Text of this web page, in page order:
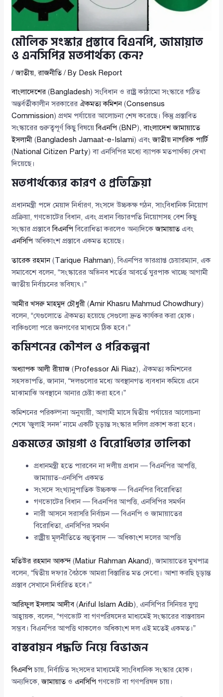
মৌলিক সংস্কার প্রস্তাবে বিএনপি, জামায়াত
ও এনসিপির মতপার্থক্য কেন?
/জাতীয়,রাজনীতি/ By Desk Report
বাংলাদেশের (Bangladesh) সংবিধান ও রাষ্ট্র কাঠামো সংস্কারে গঠিত
অন্তর্বর্তীকালীন সরকারের ঐকমত্য কমিশন(Consensus
Commission) প্রথম পর্যায়ের আলোচনা শেষ করেছে। কিন্তু প্রস্তাবিত
সংস্কারের গুরুত্বপূর্ণ কিছু বিষয়েবিএনপি (BNP),বাংলাদেশ জামায়াতে
ইসলামী (Bangladesh Jamaat-e-Islami) এবংজাতীয় নাগরিক পার্টি
(National Citizen Party) বা এনসিপির মধ্যে ব্যাপক মতপার্থক্য দেখা
দিয়েছে।
মতপার্থক্যের কারণ ও প্রতিক্রিয়া
প্রধানমন্ত্রী পদে মেয়াদ নির্ধারণ, সংসদে উচ্চকক্ষ গঠন, সাংবিধানিক নিয়োগ
প্রক্রিয়া, গণভোটের বিধান, এবং প্রধান বিচারপতি নিয়োগসহ বেশ কিছু
সংস্কার প্রস্তাবেবিএনপিবিরোধিতা করলেও অন্যদিকেজামায়াতএবং
এনসিপিঅধিকাংশ প্রস্তাবে একমত হয়েছে।
তারেক রহমান(Tarique Rahman), বিএনপির ভারপ্রাপ্ত চেয়ারম্যান, এক
সমাবেশে বলেন, “সংস্কারের অভিনব শর্তের আবর্তে ঘুরপাক খাচ্ছে আগামী
জাতীয় নির্বাচনের ভবিষ্যৎ।”
আমীর খসরু মাহমুদ চৌধুরী (Amir Khasru Mahmud Chowdhury)
বলেন, “যেগুলোতে ঐকমত্য হয়েছে সেগুলো দ্রুত কার্যকর করা হোক।
বাকিগুলো পরে জনগণের মাধ্যমে ঠিক হবে।”
কমিশনের কৌশল ও পরিকল্পনা
অধ্যাপক আলী রীয়াজ ( Professor Ali Riaz), ঐকমত্য কমিশনের
সহসভাপতি, জানান, “দলগুলোর মধ্যে অবস্থানগত ব্যবধান কমিয়ে এনে
মাঝামাঝি অবস্থানে আনার চেষ্টা করা হবে।”
কমিশনের পরিকল্পনা অনুযায়ী, আগামী মাসে দ্বিতীয় পর্যায়ের আলোচনা
শেষে ‘জুলাই সনদ’ নামে একটি চূড়ান্ত সংস্কার দলিল প্রকাশ করা হবে।
একমতের জায়গা ও বিরোধিতার তালিকা
প্রধানমন্ত্রী হতে পারবেন না দলীয় প্রধান — বিএনপির আপত্তি,
জামায়াত-এনসিপি একমত
সংসদে সংখ্যানুপাতিক উচ্চকক্ষ — বিএনপির বিরোধিতা
গণভোটের বিধান — বিএনপির আপত্তি, এনসিপির সমর্থন
নারী আসনে সরাসরি নির্বাচন — বিএনপি ও জামায়াতের
বিরোধিতা, এনসিপির সমর্থন
রাষ্ট্রীয় মূলনীতিতে বহুত্ববাদ — অধিকাংশ দলের আপত্তি
মতিউর রহমান আকন্দ(Matiur Rahman Akand), জামায়াতের মুখপাত্র
বলেন, “দ্বিতীয় দফার বৈঠকে আমরা বিস্তারিত মত দেবো। আশা করছি চূড়ান্ত
প্রস্তাব সেখানে নির্ধারিত হবে।”
আরিফুল ইসলাম আদীব(Ariful Islam Adib), এনসিপির সিনিয়র যুগ্ম
আহ্বায়ক, বলেন, “গণভোট বা গণপরিষদের মাধ্যমেই সংস্কারের বাস্তবায়ন
সম্ভব। বিএনপির আপত্তি থাকলেও অধিকাংশ দল এই মতেই একমত।”
বাস্তবায়ন পদ্ধতি নিয়ে বিভাজন
বিএনপিচায়, নির্বাচিত সংসদের মাধ্যমেই সাংবিধানিক সংস্কার হোক।
অন্যদিকে,জামায়াতওএনসিপি গণভোট বা গণপরিষদ চায়।